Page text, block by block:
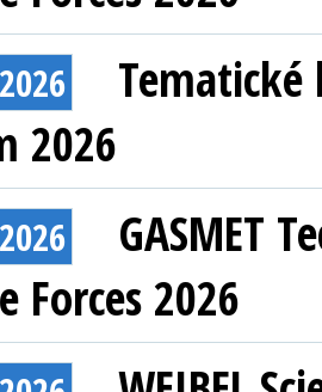
Tematické
2026
GASMET
Forces 2026